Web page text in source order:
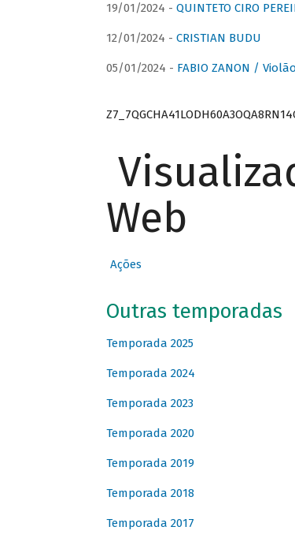
19/01/2024 - QUINTETO CIRO
12/01/2024 - CRISTIAN BUDU
05/01/2024 - FABIO ZANON /
Web
Ações
Outras temporadas
Temporada 2025
Temporada 2024
Temporada 2023
Temporada 2020
Temporada 2019
Temporada 2018
Temporada 2017